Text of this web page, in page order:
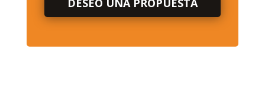
DESEO UNA PROPUESTA